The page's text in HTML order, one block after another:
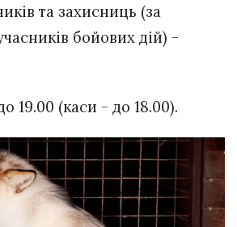
та захисниць (за
бойових дій) -
19.00 (каси - до 18.00).